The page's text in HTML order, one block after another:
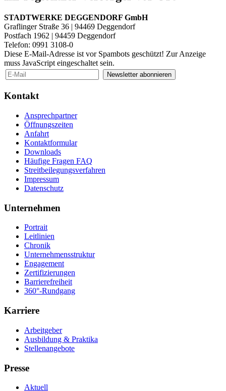
STADTWERKE DEGGENDORF GmbH
Graflinger Straße 36 | 94469 Deggendorf
Postfach 1962 | 94459 Deggendorf
Telefon: 0991 3108-0
Diese E-Mail-Adresse ist vor Spambots geschützt! Zur Anzeige
muss JavaScript eingeschaltet sein.
Newsletter abonnieren
Kontakt
Ansprechpartner
Öffnungszeiten
Anfahrt
Kontaktformular
Downloads
Häufige Fragen FAQ
Streitbeilegungsverfahren
Impressum
Datenschutz
Unternehmen
Portrait
Leitlinien
Chronik
Unternehmensstruktur
Engagement
Zertifizierungen
Barrierefreiheit
360°-Rundgang
Karriere
Arbeitgeber
Ausbildung & Praktika
Stellenangebote
Presse
Aktuell